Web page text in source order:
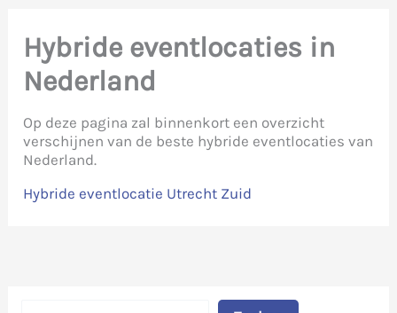
Hybride eventlocaties in
Nederland
Op deze pagina zal binnenkort een overzicht
verschijnen van de beste hybride eventlocaties van
Nederland.
Hybride eventlocatie Utrecht Zuid